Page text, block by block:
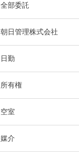
全部委託
朝日管理株式会社
日勤
所有権
空室
媒介